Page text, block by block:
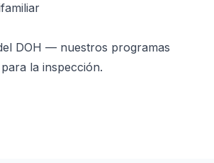
DOH — nuestros programas
la inspección.